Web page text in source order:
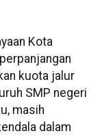
Kota
kuota jalur
SMP negeri
masih
dalam